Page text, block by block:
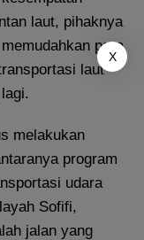
laut, pihaknya
para
laut
melakukan
program
udara
Sofifi,
jalan yang
X